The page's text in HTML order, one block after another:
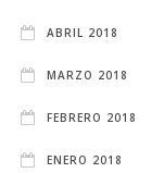
ABRIL 2018
MARZO 2018
FEBRERO 2018
ENERO 2018